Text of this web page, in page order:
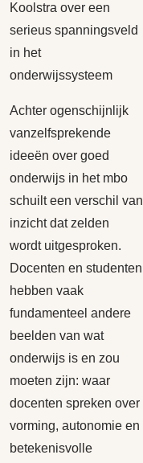
Koolstra over een
serieus spanningsveld
in het
onderwijssysteem
Achter ogenschijnlijk
vanzelfsprekende
ideeën over goed
onderwijs in het mbo
schuilt een verschil van
inzicht dat zelden
wordt uitgesproken.
Docenten en studenten
hebben vaak
fundamenteel andere
beelden van wat
onderwijs is en zou
moeten zijn: waar
docenten spreken over
vorming, autonomie en
betekenisvolle